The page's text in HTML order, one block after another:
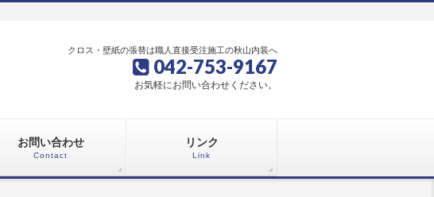
クロス・壁紙の張替は職人直接受注施工の秋山内装へ
042-753-9167
お気軽にお問い合わせください。
お問い合わせ
Contact
リンク
Link